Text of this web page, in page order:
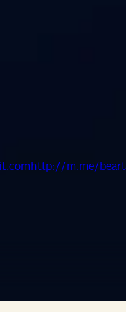
http://m.me/